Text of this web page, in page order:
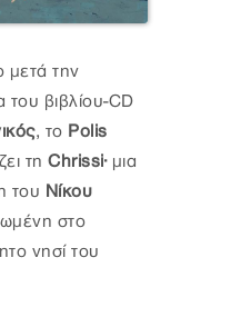
μετά την
βιβλίου-CD
, το Polis
τη Chrissi· μια
του Νίκου
στο
νησί του